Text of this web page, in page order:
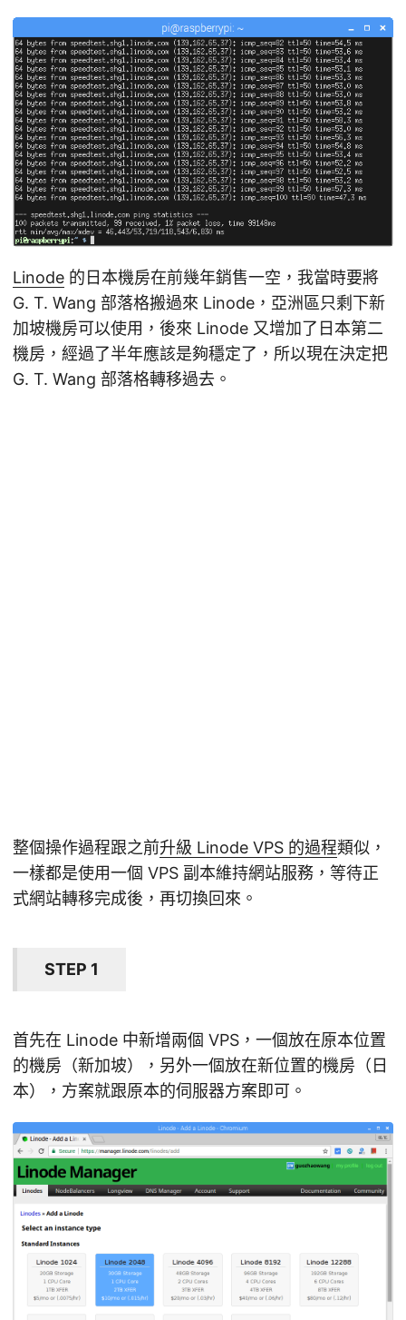
Linode 的日本機房在前幾年銷售一空，我當時要將
G. T. Wang 部落格搬過來 Linode，亞洲區只剩下新
加坡機房可以使用，後來 Linode 又增加了日本第二
機房，經過了半年應該是夠穩定了，所以現在決定把
G. T. Wang 部落格轉移過去。
整個操作過程跟之前升級 Linode VPS 的過程類似，
一樣都是使用一個 VPS 副本維持網站服務，等待正
式網站轉移完成後，再切換回來。
STEP 1
首先在 Linode 中新增兩個 VPS，一個放在原本位置
的機房（新加坡），另外一個放在新位置的機房（日
本），方案就跟原本的伺服器方案即可。